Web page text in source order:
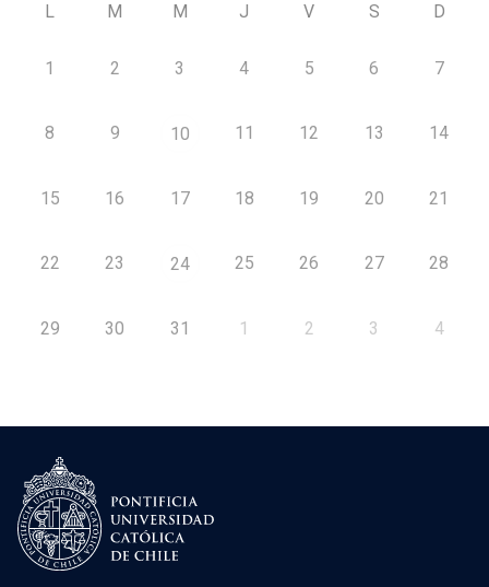
L M M J V S D
1 2 3 4 5 6 7
8 9 10 11 12 13 14
15 16 17 18 19 20 21
22 23 24 25 26 27 28
29 30 31 1 2 3 4